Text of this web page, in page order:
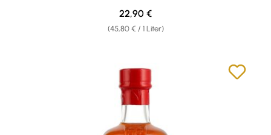
(45,80 € / 1 Liter)
Regulärer Preis:
22,90 €